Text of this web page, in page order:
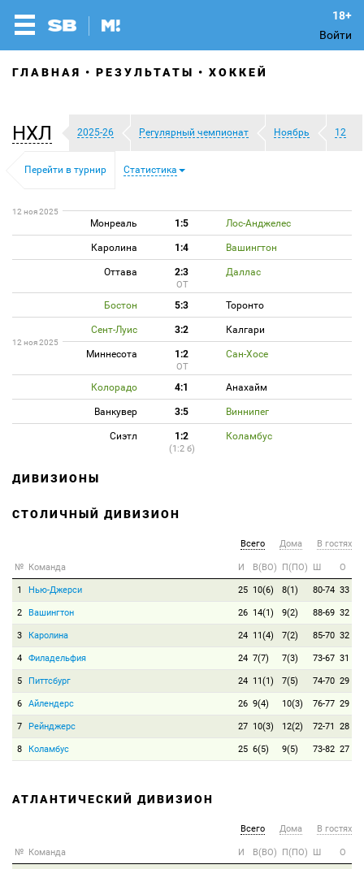
Войти
ГЛАВНАЯ РЕЗУЛЬТАТЫ ХОККЕЙ
НХЛ 2025-26 Регулярный чемпионат Ноябрь 12
Перейти в турнир Статистика
12 ноя 2025
Монреаль 1:5 Лос-Анджелес
Каролина 1:4 Вашингтон
Оттава 2:3 Даллас
ОТ
Бостон 5:3 Торонто
Сент-Луис 3:2 Калгари
12 ноя 2025
Миннесота 1:2 Сан-Хосе
ОТ
Колорадо 4:1 Анахайм
Ванкувер 3:5 Виннипег
Сиэтл 1:2 Коламбус
(1:2 б)
ДИВИЗИОНЫ
СТОЛИЧНЫЙ ДИВИЗИОН
Всего Дома В гостях
№ Команда И В(ВО) П(ПО) Ш О
1 Нью-Джерси 25 10(6) 8(1) 80-74 33
2 Вашингтон 26 14(1) 9(2) 88-69 32
3 Каролина 24 11(4) 7(2) 85-70 32
4 Филадельфия 24 7(7) 7(3) 73-67 31
5 Питтсбург 24 11(1) 7(5) 74-70 29
6 Айлендерс 26 9(4) 10(3) 76-77 29
7 Рейнджерс 27 10(3) 12(2) 72-71 28
8 Коламбус 25 6(5) 9(5) 73-82 27
АТЛАНТИЧЕСКИЙ ДИВИЗИОН
Всего Дома В гостях
№ Команда И В(ВО) П(ПО) Ш О